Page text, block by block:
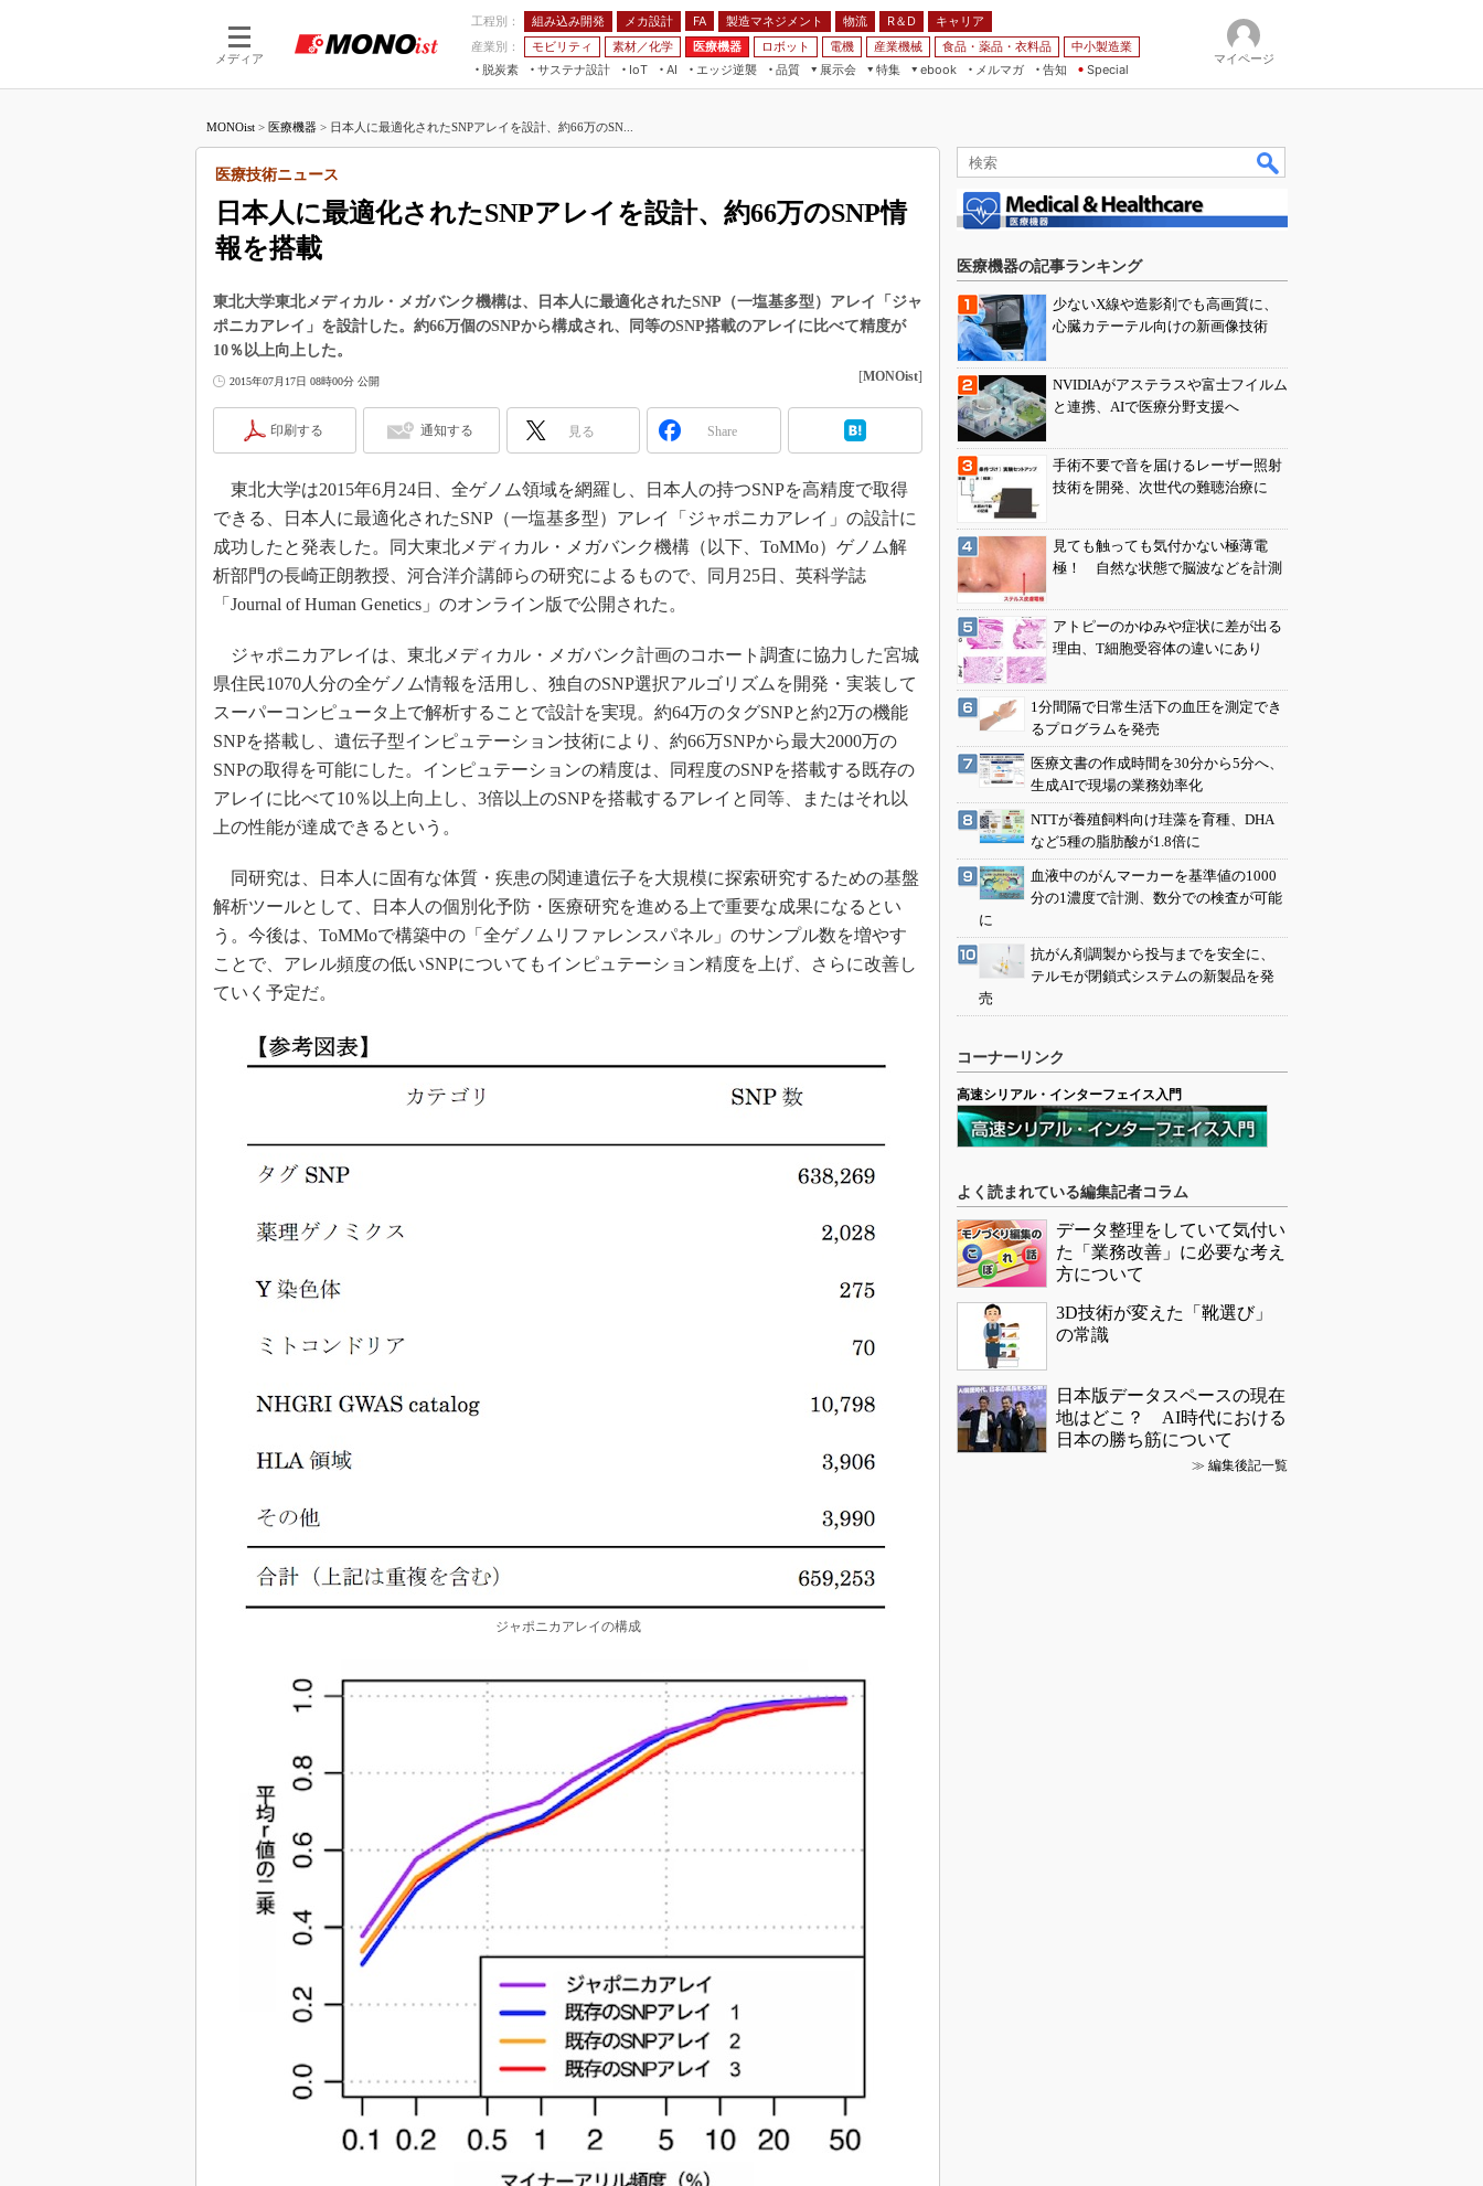
メディア
工程別： 組み込み開発 メカ設計 FA 製造マネジメント 物流 R＆D
キャリア
産業別：
モビリティ 素材／化学 医療機器 ロボット 電機 産業機械 食品・薬品・衣料品
中小製造業
脱炭素
サステナ設計
IoT
つながる工場
AI
AI×設備保全
エッジ逆襲 品質
展示会
JIMTOF
IIFES
TECHNO-FRONTIER
EdgeTech+
日本ものづくりワールド
AUTOMOTIVE WORLD
産業オープンネット展
特集
VR／AR
フィールドサービス
組み込み画像技術
組み込みモデリング
ISO26262
3Dプリンタ
デジタルツインとCAE
S＆OP
インダストリー4.0
製造業ビッグデータ
メイドインジャパン
植物工場
知財マネジメント
海外生産
制御セキュリティ
新型コロナへの対応
ebook
メルマガ
告知 Special
マイページ
MONOist > 医療機器 > 日本人に最適化されたSNPアレイを設計、約66万のSN...
日本人に最適化されたSNPアレイを設計、約66万のSNP情
報を搭載
医療技術ニュース
東北大学東北メディカル・メガバンク機構は、日本人に最適化されたSNP（一塩基多型）アレイ「ジャ
ポニカアレイ」を設計した。約66万個のSNPから構成され、同等のSNP搭載のアレイに比べて精度が
10％以上向上した。
2015年07月17日 08時00分 公開 [MONOist]
印刷する 通知する 見る Share
東北大学は2015年6月24日、全ゲノム領域を網羅し、日本人の持つSNPを高精度で取得
できる、日本人に最適化されたSNP（一塩基多型）アレイ「ジャポニカアレイ」の設計に
成功したと発表した。同大東北メディカル・メガバンク機構（以下、ToMMo）ゲノム解
析部門の長崎正朗教授、河合洋介講師らの研究によるもので、同月25日、英科学誌
「Journal of Human Genetics」のオンライン版で公開された。
ジャポニカアレイは、東北メディカル・メガバンク計画のコホート調査に協力した宮城
県住民1070人分の全ゲノム情報を活用し、独自のSNP選択アルゴリズムを開発・実装して
スーパーコンピュータ上で解析することで設計を実現。約64万のタグSNPと約2万の機能
SNPを搭載し、遺伝子型インピュテーション技術により、約66万SNPから最大2000万の
SNPの取得を可能にした。インピュテーションの精度は、同程度のSNPを搭載する既存の
アレイに比べて10％以上向上し、3倍以上のSNPを搭載するアレイと同等、またはそれ以
上の性能が達成できるという。
同研究は、日本人に固有な体質・疾患の関連遺伝子を大規模に探索研究するための基盤
解析ツールとして、日本人の個別化予防・医療研究を進める上で重要な成果になるとい
う。今後は、ToMMoで構築中の「全ゲノムリファレンスパネル」のサンプル数を増やす
ことで、アレル頻度の低いSNPについてもインピュテーション精度を上げ、さらに改善し
ていく予定だ。
ジャポニカアレイの構成
医療機器の記事ランキング
少ないX線や造影剤でも高画質に、
心臓カテーテル向けの新画像技術
NVIDIAがアステラスや富士フイルム
と連携、AIで医療分野支援へ
手術不要で音を届けるレーザー照射
技術を開発、次世代の難聴治療に
見ても触っても気付かない極薄電
極！ 自然な状態で脳波などを計測
アトピーのかゆみや症状に差が出る
理由、T細胞受容体の違いにあり
1分間隔で日常生活下の血圧を測定でき
るプログラムを発売
医療文書の作成時間を30分から5分へ、
生成AIで現場の業務効率化
NTTが養殖飼料向け珪藻を育種、DHA
など5種の脂肪酸が1.8倍に
血液中のがんマーカーを基準値の1000
分の1濃度で計測、数分での検査が可能
に
抗がん剤調製から投与までを安全に、
テルモが閉鎖式システムの新製品を発
売
コーナーリンク
高速シリアル・インターフェイス入門
よく読まれている編集記者コラム
データ整理をしていて気付い
た「業務改善」に必要な考え
方について
3D技術が変えた「靴選び」
の常識
日本版データスペースの現在
地はどこ？ AI時代における
日本の勝ち筋について
≫ 編集後記一覧